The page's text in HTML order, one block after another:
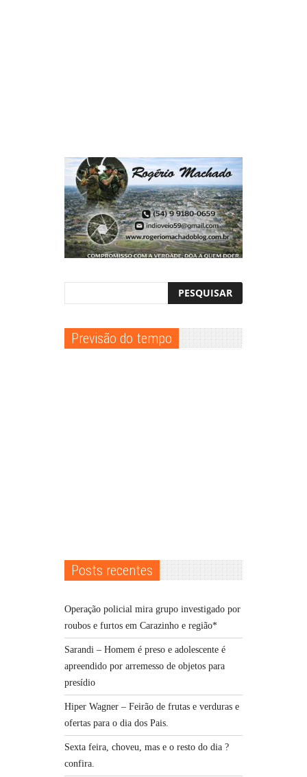
Previsão do tempo
Posts recentes
Operação policial mira grupo investigado por
roubos e furtos em Carazinho e região*
Sarandi – Homem é preso e adolescente é
apreendido por arremesso de objetos para
presídio
Hiper Wagner – Feirão de frutas e verduras e
ofertas para o dia dos Pais.
Sexta feira, choveu, mas e o resto do dia ?
confira.